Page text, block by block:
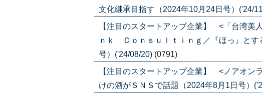
文化継承目指す（2024年10月24日号）('24/
【注目のスタートアップ企業】 <「台湾
ｎｋ Ｃｏｎｓｕｌｔｉｎｇ／『ほっ』と
号）('24/08/20) (0791)
【注目のスタートアップ企業】 <ノアオ
けの酒がＳＮＳで話題（2024年8月1日号）